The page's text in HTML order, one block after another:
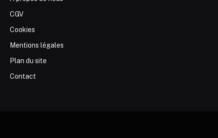
CGV
Cookies
Mentions légales
Plan du site
Contact